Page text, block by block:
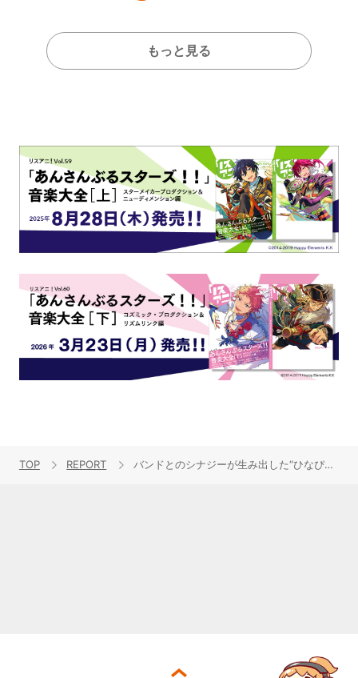
もっと見る
TOP REPORT バンドとのシナジーが生み出した“ひなぴよ”のロック！“青木陽菜 LIVE TOUR 2026「衝動ROCK」”東京公演ライブレポート